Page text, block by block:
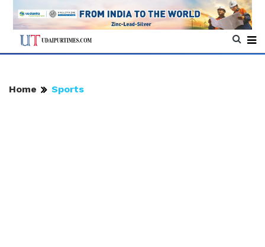
Home Sports